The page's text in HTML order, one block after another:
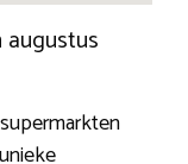
augustus